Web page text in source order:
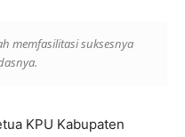
memfasilitasi suksesnya
KPU Kabupaten